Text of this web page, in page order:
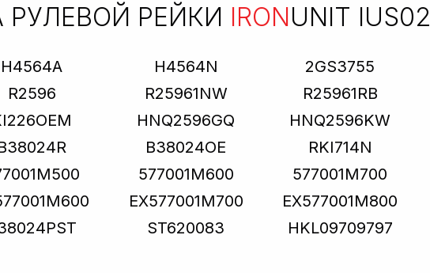
РЕЙКИ IRONUNIT
H4564A H4564N
2GS3755
R2596 R25961NW
R25961RB
HNQ2596GQ
HNQ2596KW
B38024OE
RKI714N
577001M600
577001M700
EX577001M700
EX577001M800
ST620083
HKL09709797